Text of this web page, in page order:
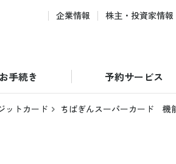
企業情報 株主・投資家情報
手続き 予約サービス
ットカード ちばぎんスーパーカード 機